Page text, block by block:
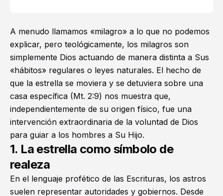
A menudo llamamos «milagro» a lo que no podemos
explicar, pero teológicamente, los milagros son
simplemente Dios actuando de manera distinta a Sus
«hábitos» regulares o leyes naturales. El hecho de
que la estrella se moviera y se detuviera sobre una
casa específica (Mt. 2:9) nos muestra que,
independientemente de su origen físico, fue una
intervención extraordinaria de la voluntad de Dios
para guiar a los hombres a Su Hijo.
1. La estrella como símbolo de
realeza
En el lenguaje profético de las Escrituras, los astros
suelen representar autoridades y gobiernos. Desde